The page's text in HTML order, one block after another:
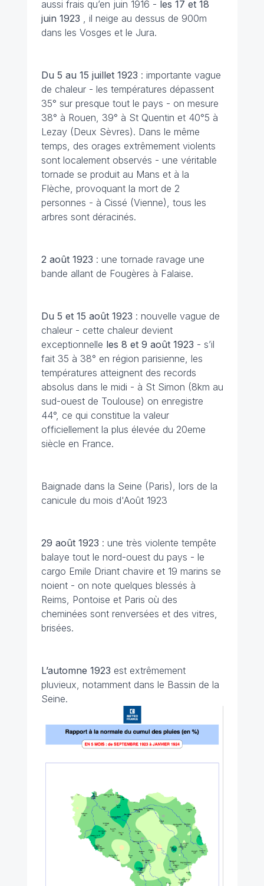
aussi frais qu’en juin 1916 - les 17 et 18
juin 1923
, il neige au dessus de 900m
dans les Vosges et le Jura.
Du 5 au 15 juillet 1923 : importante vague
de chaleur - les températures dépassent
35° sur presque tout le pays - on mesure
38° à Rouen, 39° à St Quentin et 40°5 à
Lezay (Deux Sèvres). Dans le même
temps, des orages extrêmement violents
sont localement observés - une véritable
tornade se produit au Mans et à la
Flèche, provoquant la mort de 2
personnes - à Cissé (Vienne), tous les
arbres sont déracinés.
2 août 1923 : une tornade ravage une
bande allant de Fougères à Falaise.
Du 5 et 15 août 1923 : nouvelle vague de
chaleur - cette chaleur devient
exceptionnelle les 8 et 9 août 1923 - s’il
fait 35 à 38° en région parisienne, les
températures atteignent des records
absolus dans le midi - à St Simon (8km au
sud-ouest de Toulouse) on enregistre
44°, ce qui constitue la valeur
officiellement la plus élevée du 20eme
siècle en France.
Baignade dans la Seine (Paris), lors de la
canicule du mois d'Août 1923
29 août 1923 : une très violente tempête
balaye tout le nord-ouest du pays - le
cargo Emile Driant chavire et 19 marins se
noient - on note quelques blessés à
Reims, Pontoise et Paris où des
cheminées sont renversées et des vitres,
brisées.
L’automne 1923 est extrêmement
pluvieux, notamment dans le Bassin de la
Seine.